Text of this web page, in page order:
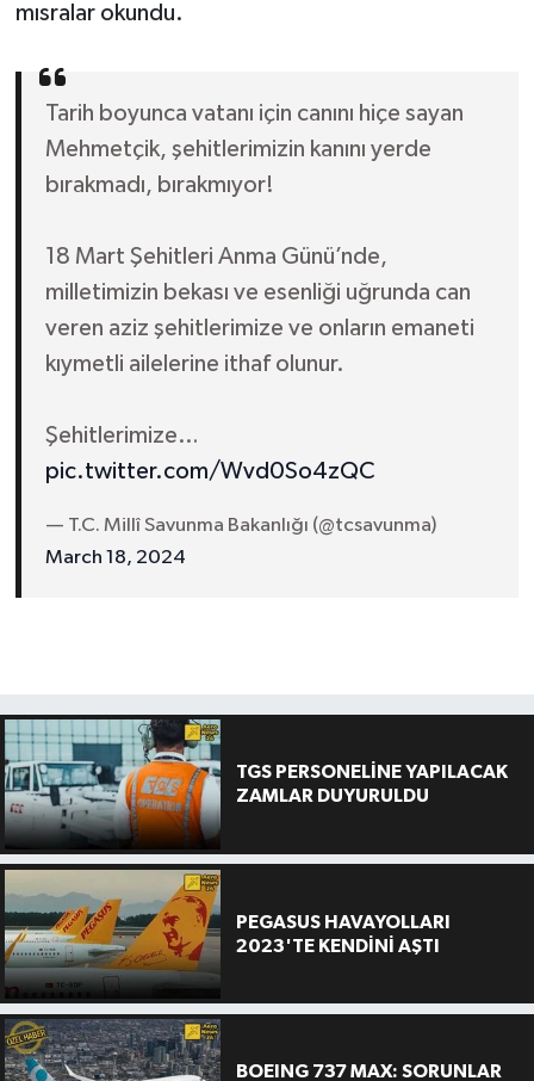
mısralar okundu.
Tarih boyunca vatanı için canını hiçe sayan
Mehmetçik, şehitlerimizin kanını yerde
bırakmadı, bırakmıyor!
18 Mart Şehitleri Anma Günü’nde,
milletimizin bekası ve esenliği uğrunda can
veren aziz şehitlerimize ve onların emaneti
kıymetli ailelerine ithaf olunur.
Şehitlerimize…
pic.twitter.com/Wvd0So4zQC
— T.C. Millî Savunma Bakanlığı (@tcsavunma)
March 18, 2024
TGS PERSONELİNE YAPILACAK
ZAMLAR DUYURULDU
PEGASUS HAVAYOLLARI
2023'TE KENDİNİ AŞTI
BOEING 737 MAX: SORUNLAR